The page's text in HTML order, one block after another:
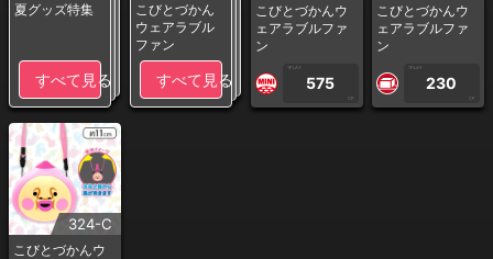
夏グッズ特集
すべて見る
こびとづかん
ウェアラブル
ファン
すべて見る
こびとづかんウ
ェアラブルファ
ン
1PLAY
575
CP
こびとづかんウ
ェアラブルファ
ン
1PLAY
230
CP
324-C
こびとづかんウ